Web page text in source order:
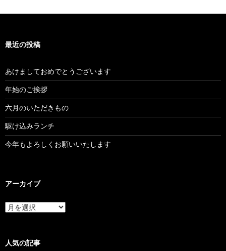
最近の投稿
あけましておめでとうございます
年始のご挨拶
六月のいただきもの
駆け込みランチ
今年もよろしくお願いいたします
アーカイブ
ア
ー
ブ
人気の記事